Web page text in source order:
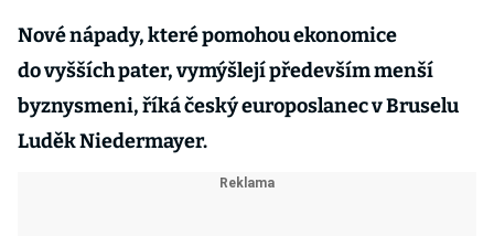
Nové nápady, které pomohou ekonomice
do vyšších pater, vymýšlejí především menší
byznysmeni, říká český europoslanec v Bruselu
Luděk Niedermayer.